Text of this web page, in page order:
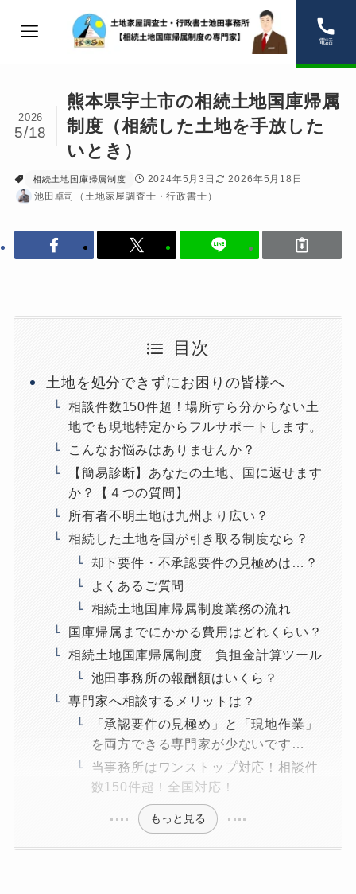
電話
熊本県宇土市の相続土地国庫帰属
制度（相続した土地を手放した
いとき）
2026
5/18
相続土地国庫帰属制度 2024年5月3日
2026年5月18日
池田卓司（土地家屋調査士・行政書士）
目次
土地を処分できずにお困りの皆様へ
相談件数150件超！場所すら分からない土
地でも現地特定からフルサポートします。
こんなお悩みはありませんか？
【簡易診断】あなたの土地、国に返せます
か？【４つの質問】
所有者不明土地は九州より広い？
相続した土地を国が引き取る制度なら？
却下要件・不承認要件の見極めは…？
よくあるご質問
相続土地国庫帰属制度業務の流れ
国庫帰属までにかかる費用はどれくらい？
相続土地国庫帰属制度 負担金計算ツール
池田事務所の報酬額はいくら？
専門家へ相談するメリットは？
「承認要件の見極め」と「現地作業」
を両方できる専門家が少ないです…
当事務所はワンストップ対応！相談件
数150件超！全国対応！
もっと見る